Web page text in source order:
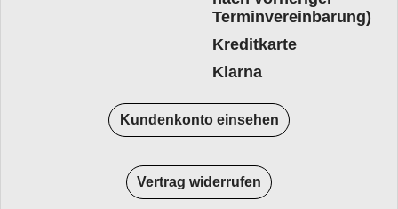
Terminvereinbarung)
Kreditkarte
Klarna
Kundenkonto einsehen
Vertrag widerrufen